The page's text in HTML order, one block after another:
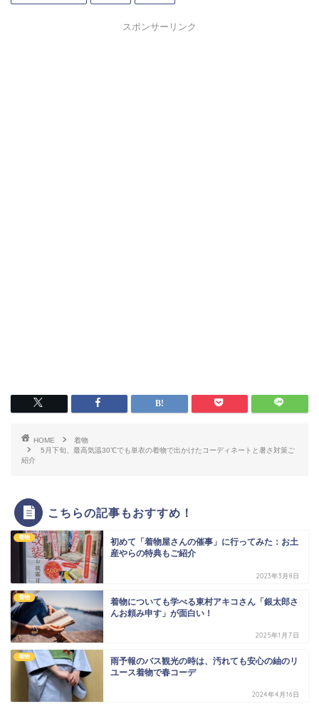
スポンサーリンク
HOME
着物
5月下旬、最高気温30℃でも単衣の着物で出かけたコーディネートと暑さ対策ご
紹介
こちらの記事もおすすめ！
着物
初めて「着物屋さんの催事」に行ってみた：お土
産やらの特典もご紹介
2023年3月8日
着物
着物についても学べる東村アキコさん「銀太郎さ
んお頼み申す」が面白い！
2025年1月7日
着物
雨予報のバス観光の時は、汚れても安心の紬のリ
ユース着物で春コーデ
2024年4月16日